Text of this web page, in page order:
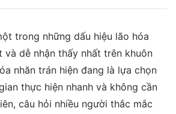
trong những dấu hiệu lão hóa
và dễ nhận thấy nhất trên khuôn
nhăn trán hiện đang là lựa chọn
thực hiện nhanh và không cần
câu hỏi nhiều người thắc mắc